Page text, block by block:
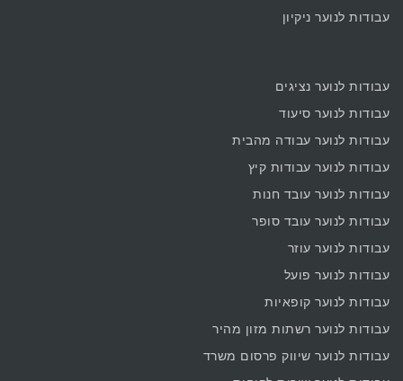
עבודות לנוער ניקיון
עבודות לנוער נציגים
עבודות לנוער סיעוד
עבודות לנוער עבודה מהבית
עבודות לנוער עבודות קיץ
עבודות לנוער עובד חנות
עבודות לנוער עובד סופר
עבודות לנוער עוזר
עבודות לנוער פועל
עבודות לנוער קופאיות
עבודות לנוער רשתות מזון מהיר
עבודות לנוער שיווק פרסום משרד